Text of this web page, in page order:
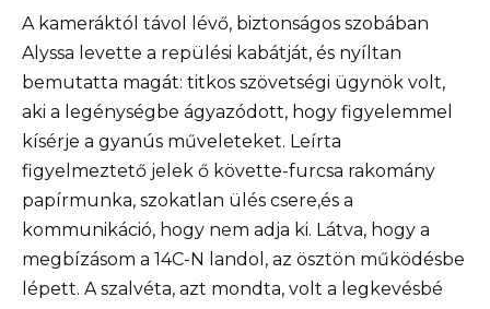
A kameráktól távol lévő, biztonságos szobában
Alyssa levette a repülési kabátját, és nyíltan
bemutatta magát: titkos szövetségi ügynök volt,
aki a legénységbe ágyazódott, hogy figyelemmel
kísérje a gyanús műveleteket. Leírta
figyelmeztető jelek ő követte-furcsa rakomány
papírmunka, szokatlan ülés csere,és a
kommunikáció, hogy nem adja ki. Látva, hogy a
megbízásom a 14C-N landol, az ösztön működésbe
lépett. A szalvéta, azt mondta, volt a legkevésbé